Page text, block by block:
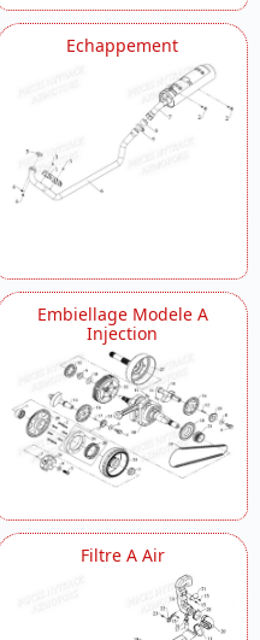
Echappement
Embiellage Modele A
Injection
Filtre A Air